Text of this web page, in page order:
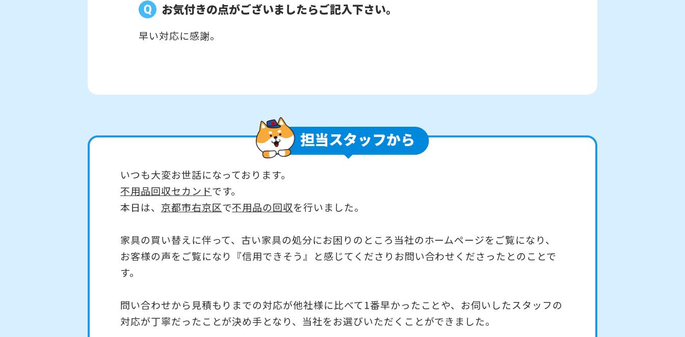
お気付きの点がございましたらご記入下さい。
早い対応に感謝。
いつも大変お世話になっております。
不用品回収セカンドです。
本日は、 京都市右京区で不用品の回収を行いました。
家具の買い替えに伴って、古い家具の処分にお困りのところ当社のホームページをご覧になり、
お客様の声をご覧になり『信用できそう』と感じてくださりお問い合わせくださったとのことで
す。
問い合わせから見積もりまでの対応が他社様に比べて1番早かったことや、お伺いしたスタッフの
対応が丁寧だったことが決め手となり、当社をお選びいただくことができました。